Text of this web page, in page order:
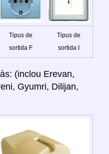
Tipus de
sortida F
Tipus de
sortida I
(inclou Erevan,
Gyumri, Dilijan,